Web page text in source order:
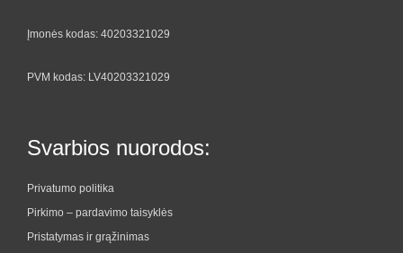
Įmonės kodas: 40203321029
PVM kodas: LV40203321029
Svarbios nuorodos:
Privatumo politika
Pirkimo – pardavimo taisyklės
Pristatymas ir grąžinimas